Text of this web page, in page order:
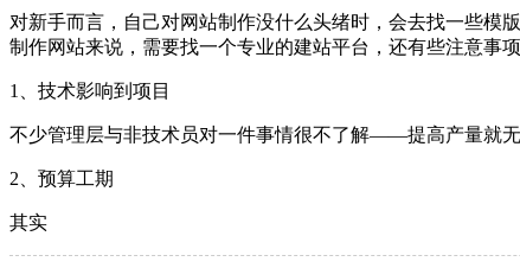
对新手而言，自己对网站制作没什么头绪时，会去找一些模
制作网站来说，需要找一个专业的建站平台，还有些注意事项
1、技术影响到项目
不少管理层与非技术员对一件事情很不了解――提高产量就
2、预算工期
其实